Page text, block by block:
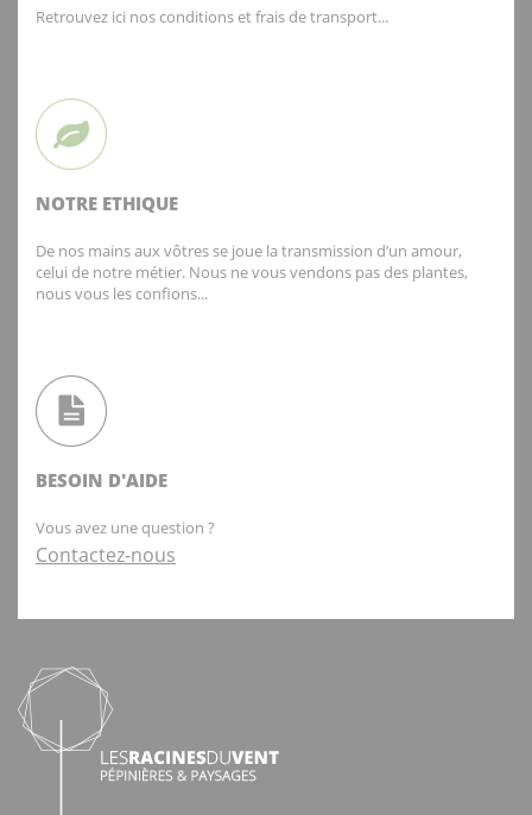
Retrouvez ici nos conditions et frais de transport...
NOTRE ETHIQUE
De nos mains aux vôtres se joue la transmission d’un amour,
celui de notre métier. Nous ne vous vendons pas des plantes,
nous vous les confions...
BESOIN D'AIDE
Vous avez une question ?
Contactez-nous